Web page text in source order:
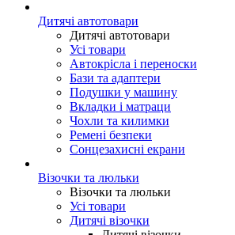
Дитячі автотовари
Дитячі автотовари
Усі товари
Автокрісла і переноски
Бази та адаптери
Подушки у машину
Вкладки і матраци
Чохли та килимки
Ремені безпеки
Сонцезахисні екрани
Візочки та люльки
Візочки та люльки
Усі товари
Дитячі візочки